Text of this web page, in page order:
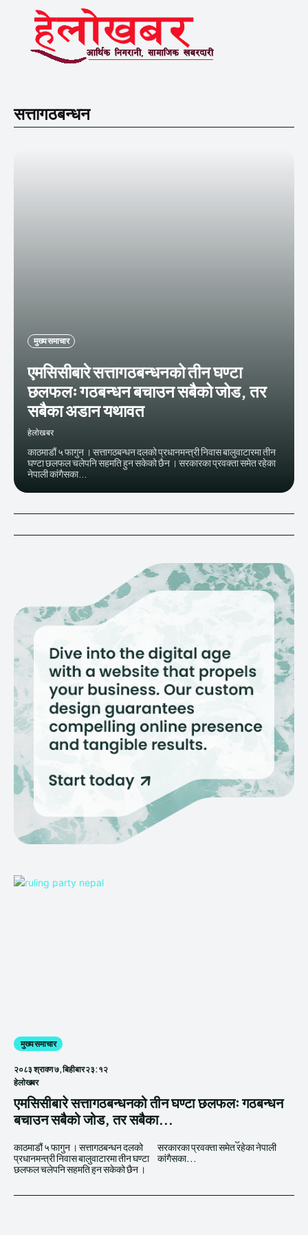
सत्तागठबन्धन
मुख्य समाचार
एमसिसीबारे सत्तागठबन्धनको तीन घण्टा
छलफलः गठबन्धन बचाउन सबैको जोड, तर
सबैका अडान यथावत
हेलाेखबर
काठमाडौं ५ फागुन । सत्तागठबन्धन दलको प्रधानमन्त्री निवास बालुवाटारमा तीन
घण्टा छलफल चलेपनि सहमति हुन सकेको छैन । सरकारका प्रवक्ता समेत रहेका
नेपाली कांगैसका...
मुख्य समाचार
२०८३ श्रावण ७, बिहीबार २३:१२
हेलाेखबर
एमसिसीबारे सत्तागठबन्धनको तीन घण्टा छलफलः गठबन्धन
बचाउन सबैको जोड, तर सबैका...
काठमाडौं ५ फागुन । सत्तागठबन्धन दलको
प्रधानमन्त्री निवास बालुवाटारमा तीन घण्टा
छलफल चलेपनि सहमति हुन सकेको छैन ।
सरकारका प्रवक्ता समेत रहेका नेपाली
कांगैसका...